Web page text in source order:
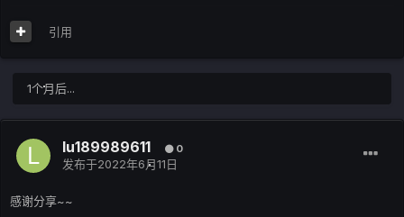
引用
1个月后...
lu189989611 0
发布于2022年6月11日
感谢分享~~